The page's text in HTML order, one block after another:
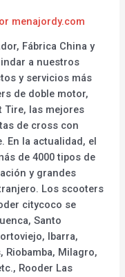
menajordy.com
Fábrica China y
a nuestros
y servicios más
de doble motor,
Tire, las mejores
de cross con
En la actualidad, el
de 4000 tipos de
y grandes
Los scooters
citycoco se
Santo
Ibarra,
Riobamba, Milagro,
Rooder Las